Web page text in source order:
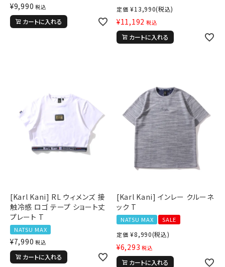
¥9,990 税込
カートに入れる
定価 ¥13,990(税込)
¥11,192 税込
カートに入れる
[Karl Kani] RL ウィメンズ 接
触冷感 ロゴ テープ ショート丈
プレート T
NATSU MAX
¥7,990 税込
カートに入れる
[Karl Kani] インレー クルーネ
ック T
NATSU MAX
SALE
定価 ¥8,990(税込)
¥6,293 税込
カートに入れる